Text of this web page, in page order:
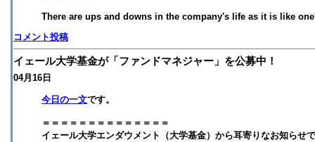
There are ups and downs in the company's life as it is like
コメント投稿
イェール大学基金が「ファンドマネジャー」を公募中！
04月16日
今日の一文です。
＝＝＝＝＝＝＝＝＝＝＝＝＝＝
イェール大学エンダウメント（大学基金）から耳寄りなお知らせ